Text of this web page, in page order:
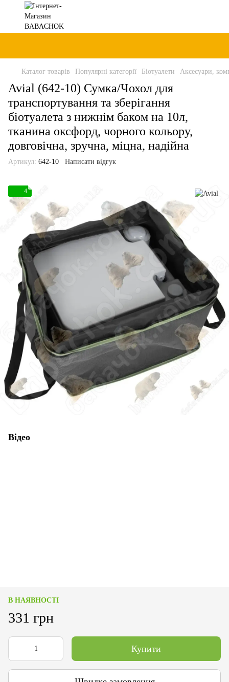
Каталог товарів Популярні категорії Біотуалети Аксесуари,
Avial (642-10) Сумка/Чохол для
транспортування та зберігання
біотуалета з нижнім баком на 10л,
тканина оксфорд, чорного кольору,
довговічна, зручна, міцна, надійна
Артикул: 642-10 Написати відгук
4
Відео
В НАЯВНОСТІ
331 грн
Купити